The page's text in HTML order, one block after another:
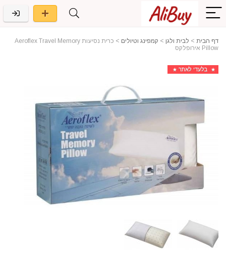
דף הבית > לבית ולגן > קמפינג וטיולים >
כרית נסיעות Aeroflex Travel Memory
Pillow אירופלקס
בלעדי לאתר